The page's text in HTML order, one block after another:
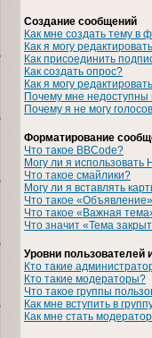
Создание сообщений
Как мне создать тему в
Как я могу
Как присоединить
Как создать опрос?
Как я могу
Почему мне
Почему я не могу
Форматирование
Что такое BBCode?
Могу ли я использовать
Что такое смайлики?
Могу ли я вставлять
Что такое
Что такое «Важная
Что значит «Тема
Уровни пользователей
Кто такие
Кто такие модераторы?
Что такое группы
Как мне вступить в
Как мне стать